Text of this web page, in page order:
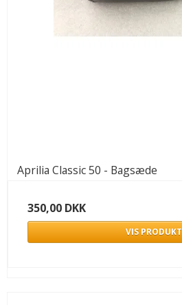
Aprilia Classic 50 - Bagsæde
350,00 DKK
VIS PRODUKT